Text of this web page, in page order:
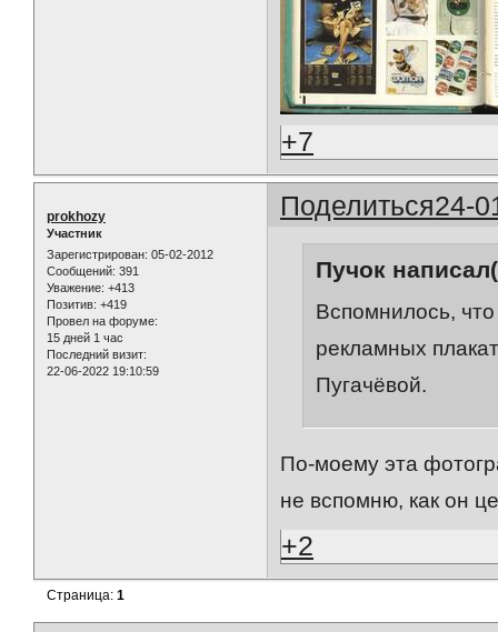
+7
Поделиться24-
prokhozy
Участник
Зарегистрирован: 05-02-2012
Сообщений: 391
Уважение: +413
Позитив: +419
Провел на форуме:
15 дней 1 час
Последний визит:
22-06-2022 19:10:59
Пучок
Вспомнилось,
рекламных
Пугачёвой.
По-моему эта
не вспомню, как он
+2
Страница:1